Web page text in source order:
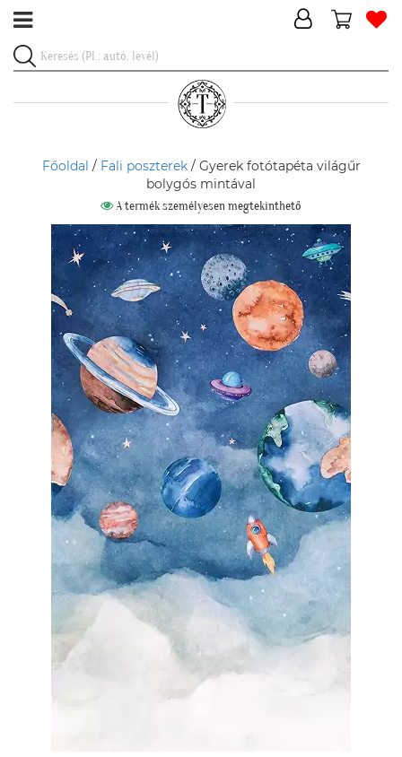
Főoldal / Fali poszterek/ Gyerek fotótapéta világűr
bolygós mintával
A termék személyesen megtekinthető